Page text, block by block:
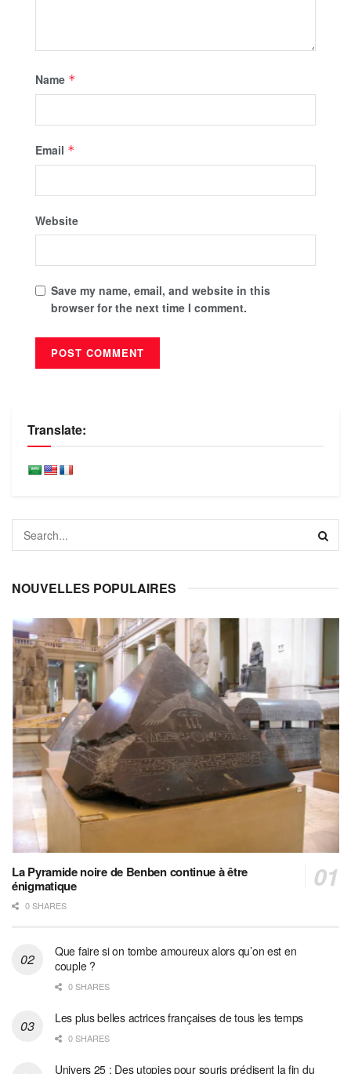
Name *
Email *
Website
Save my name, email, and website in this
browser for the next time I comment.
Translate:
NOUVELLES POPULAIRES
La Pyramide noire de Benben continue à être
énigmatique
0 SHARES
Que faire si on tombe amoureux alors qu’on est en
couple ?
0 SHARES
Les plus belles actrices françaises de tous les temps
0 SHARES
Univers 25 : Des utopies pour souris prédisent la fin du